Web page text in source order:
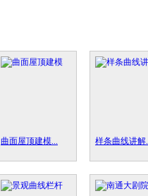
曲面屋顶建模... 样条曲线讲解